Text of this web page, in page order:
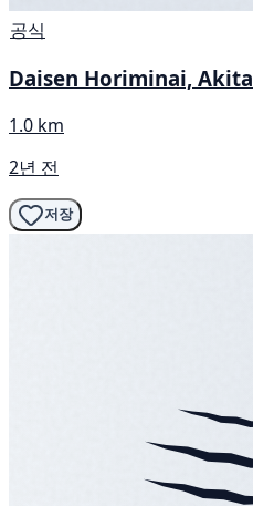
공식
Daisen Horiminai, Akita
1.0 km
2년 전
저장